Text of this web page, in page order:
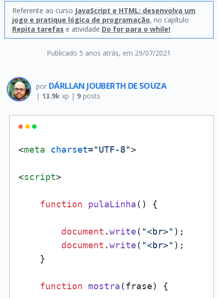
Publicado 5 anos atrás, em 29/07/2021
Referente ao curso JavaScript e HTML: desenvolva um
jogo e pratique lógica de programação, no capítulo
Repita tarefas e atividade Do for para o while!
por DÁRLLAN JOUBERTH DE SOUZA
| 13.9kxp | 9posts
<meta charset="UTF-8">
<script>
function pulaLinha( ) {
document .write( "<br>" );
document .write( "<br>" );
    }
function mostra(frase) {